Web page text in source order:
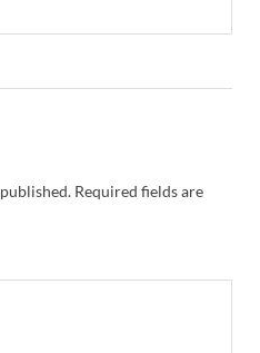
Required fields are